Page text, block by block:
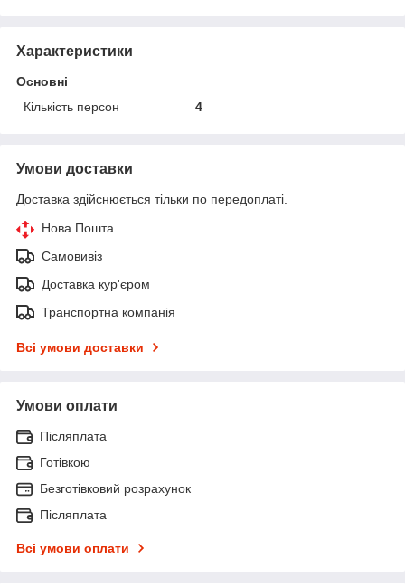
Характеристики
Основні
Кількість персон
4
Умови доставки
Доставка здійснюється тільки по передоплаті.
Нова Пошта
Самовивіз
Доставка кур'єром
Транспортна компанія
Всі умови доставки
Умови оплати
Післяплата
Готівкою
Безготівковий розрахунок
Післяплата
Всі умови оплати